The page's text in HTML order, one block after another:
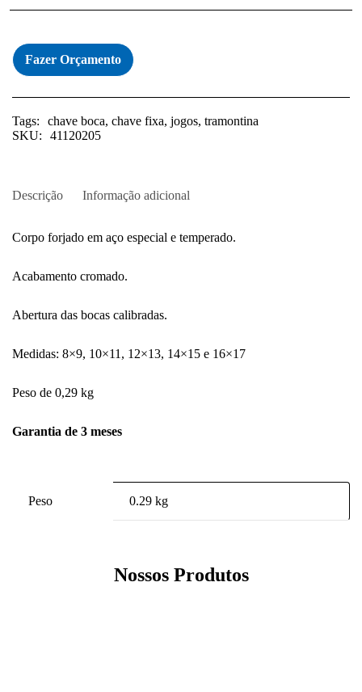
Fazer Orçamento
Tags: chave boca, chave fixa, jogos, tramontina
SKU:
41120205
Descrição Informação adicional
Corpo forjado em aço especial e temperado.
Acabamento cromado.
Abertura das bocas calibradas.
Medidas: 8×9, 10×11, 12×13, 14×15 e 16×17
Peso de 0,29 kg
Garantia de 3 meses
Peso 0.29 kg
Nossos Produtos